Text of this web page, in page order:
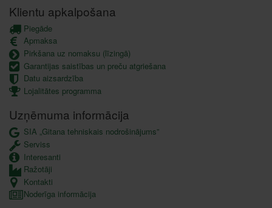
Klientu apkalpošana
Piegāde
Apmaksa
Pirkšana uz nomaksu (līzingā)
Garantijas saistības un preču atgriešana
Datu aizsardzība
Lojalitātes programma
Uzņēmuma informācija
SIA „Gitana tehniskais nodrošinājums”
Serviss
Interesanti
Ražotāji
Kontakti
Noderīga informācija